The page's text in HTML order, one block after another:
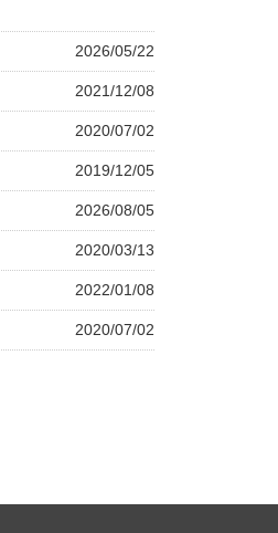
2026/05/22
2021/12/08
2020/07/02
2019/12/05
2026/08/05
2020/03/13
2022/01/08
2020/07/02